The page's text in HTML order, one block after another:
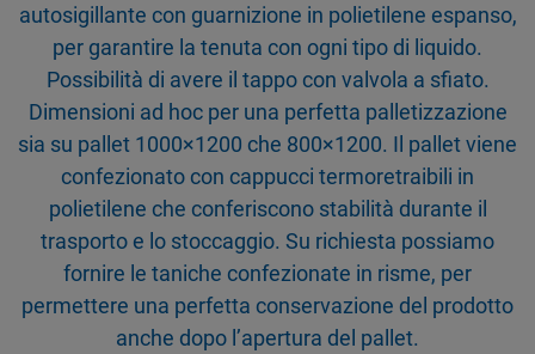
autosigillante con guarnizione in polietilene espanso,
per garantire la tenuta con ogni tipo di liquido.
Possibilità di avere il tappo con valvola a sfiato.
Dimensioni ad hoc per una perfetta palletizzazione
sia su pallet 1000×1200 che 800×1200. Il pallet viene
confezionato con cappucci termoretraibili in
polietilene che conferiscono stabilità durante il
trasporto e lo stoccaggio. Su richiesta possiamo
fornire le taniche confezionate in risme, per
permettere una perfetta conservazione del prodotto
anche dopo l’apertura del pallet.